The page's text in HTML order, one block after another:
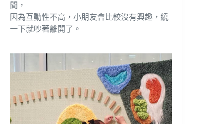
間，
因為互動性不高，小朋友會比較沒有興趣，繞
一下就吵著離開了。